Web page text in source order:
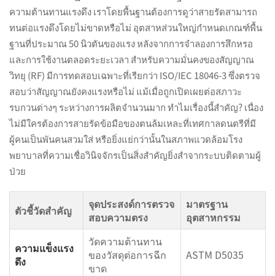
ความต้านทานแรงดึง เราโดยพื้นฐานต้องการดูว่าสายรัดสามารถ
ทนต่อแรงดึงโดยไม่ขาดหรือไม่ อุตสาหส่วนใหญ่กำหนดเกณฑ์พื้น
ฐานที่ประมาณ 50 นิวตันของแรง หลังจากการจำลองการสึกหรอ
และการใช้งานตลอดระยะเวลา สำหรับความมั่นคงของสัญญาณ
วิทยุ (RF) มีการทดสอบเฉพาะที่เรียกว่า ISO/IEC 18046-3 ซึ่งตรวจ
สอบว่าสัญญาณยังคงแรงหรือไม่ แม้เมื่อถูกเปิดเผยต่อสภาวะ
รบกวนต่างๆ ระหว่างการผลิตจำนวนมาก ทำไมเรื่องนี้สำคัญ? เนื่อง
ไม่มีใครต้องการสายรัดข้อมือของตนล้มเหละที่เทศกาลดนตรีที่มี
ผู้คนเป็นพันคนสวมใส่ หรือยิ่งแย่กว่านั้นในสภาพแวดล้อมโรง
พยาบาลที่ความเชื่อวินิจจักรเป็นสิ่งสำคัญยิ่งสำจากระบบติดตามผู้
ป่วย
ตัวชี้วัดสำคัญ
จุดประสงด์การตรวจ
สอบความตรง
มาตรฐาน
อุตสาหกรรม
ความแข็งแรง
ดึง
วัดความต้านทาน
ของวัสดุต่อการฉีก
ขาด
ASTM D5035